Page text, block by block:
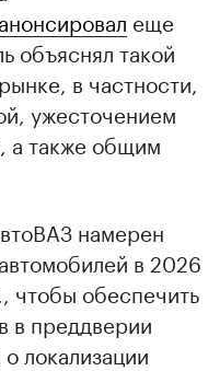
анонсировал еще
объяснял такой
в частности,
ужесточением
а также общим
намерен
в 2026
чтобы обеспечить
в преддверии
локализации